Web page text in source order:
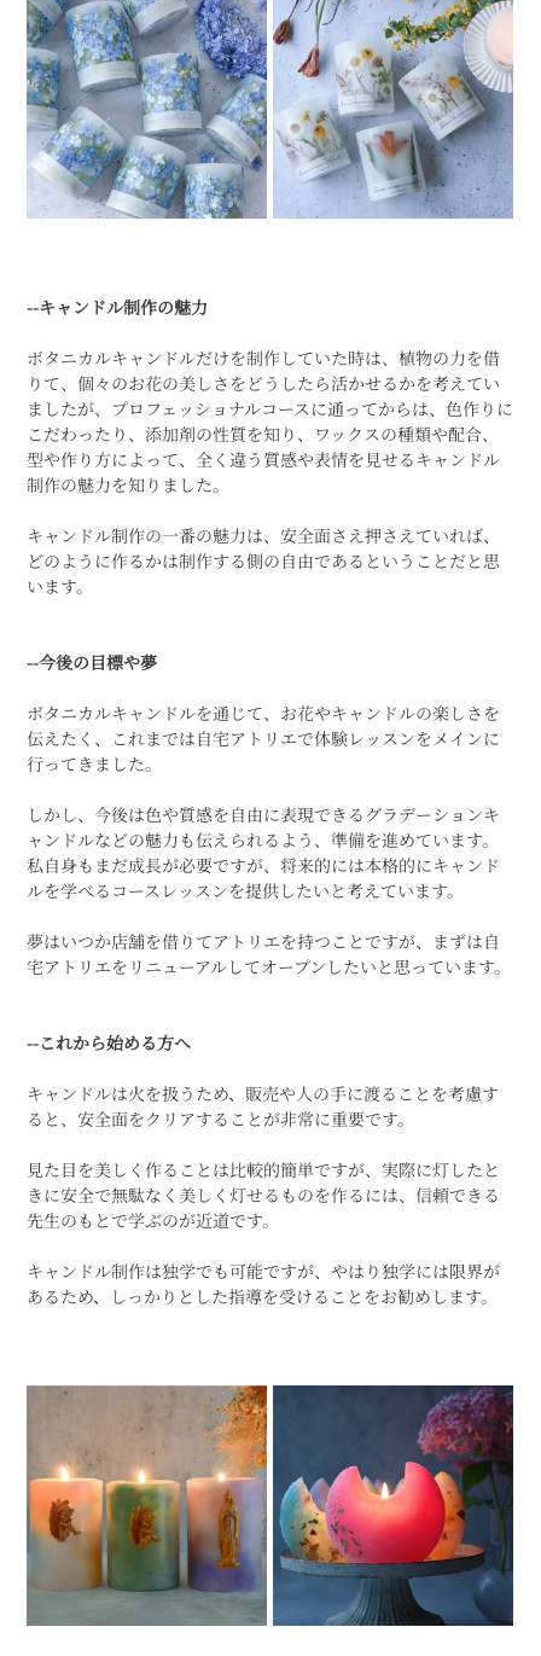
--キャンドル制作の魅力
ボタニカルキャンドルだけを制作していた時は、植物の力を借
りて、個々のお花の美しさをどうしたら活かせるかを考えてい
ましたが、プロフェッショナルコースに通ってからは、色作りに
こだわったり、添加剤の性質を知り、ワックスの種類や配合、
型や作り方によって、全く違う質感や表情を見せるキャンドル
制作の魅力を知りました。
キャンドル制作の一番の魅力は、安全面さえ押さえていれば、
どのように作るかは制作する側の自由であるということだと思
います。
--今後の目標や夢
ボタニカルキャンドルを通じて、お花やキャンドルの楽しさを
伝えたく、これまでは自宅アトリエで体験レッスンをメインに
行ってきました。
しかし、今後は色や質感を自由に表現できるグラデーションキ
ャンドルなどの魅力も伝えられるよう、準備を進めています。
私自身もまだ成長が必要ですが、将来的には本格的にキャンド
ルを学べるコースレッスンを提供したいと考えています。
夢はいつか店舗を借りてアトリエを持つことですが、まずは自
宅アトリエをリニューアルしてオープンしたいと思っています。
--これから始める方へ
キャンドルは火を扱うため、販売や人の手に渡ることを考慮す
ると、安全面をクリアすることが非常に重要です。
見た目を美しく作ることは比較的簡単ですが、実際に灯したと
きに安全で無駄なく美しく灯せるものを作るには、信頼できる
先生のもとで学ぶのが近道です。
キャンドル制作は独学でも可能ですが、やはり独学には限界が
あるため、しっかりとした指導を受けることをお勧めします。